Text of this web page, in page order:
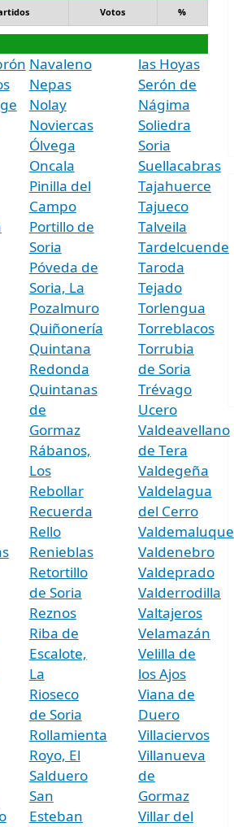
Votos %
Navaleno
Nepas
Nolay
Noviercas
Ólvega
Oncala
Pinilla del
Campo
Portillo de
Soria
Póveda de
Soria, La
Pozalmuro
Quiñonería
Quintana
Redonda
Quintanas
de
Gormaz
Rábanos,
Los
Rebollar
Recuerda
Rello
Renieblas
Retortillo
de Soria
Reznos
Riba de
Escalote,
La
Rioseco
de Soria
Rollamienta
Royo, El
Salduero
San
Esteban
las Hoyas
Serón de
Nágima
Soliedra
Soria
Suellacabras
Tajahuerce
Tajueco
Talveila
Tardelcuende
Taroda
Tejado
Torlengua
Torreblacos
Torrubia
de Soria
Trévago
Ucero
Valdeavellano
de Tera
Valdegeña
Valdelagua
del Cerro
Valdemaluque
Valdenebro
Valdeprado
Valderrodilla
Valtajeros
Velamazán
Velilla de
los Ajos
Viana de
Duero
Villaciervos
Villanueva
de
Gormaz
Villar del